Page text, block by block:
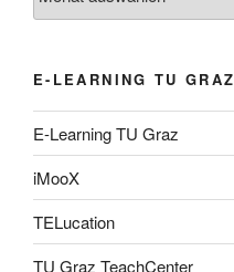
E-LEARNING TU GRAZ
E-Learning TU Graz
iMooX
TELucation
TU Graz TeachCenter